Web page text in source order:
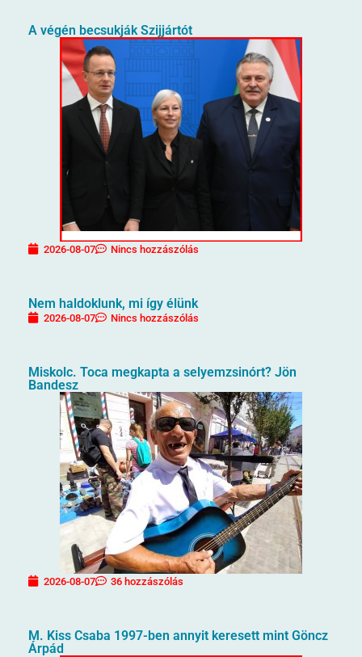
A végén becsukják Szijjártót
2026-08-07 Nincs hozzászólás
Nem haldoklunk, mi így élünk
2026-08-07 Nincs hozzászólás
Miskolc. Toca megkapta a selyemzsinórt? Jön
Bandesz
2026-08-07 36 hozzászólás
M. Kiss Csaba 1997-ben annyit keresett mint Göncz
Árpád